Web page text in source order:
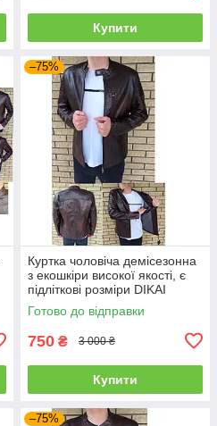
Купити
–75%
Куртка чоловіча демісезонна
з екошкіри високої якості, є
підліткові розміри DIKAI
Готово до відправки
750 ₴ 3 000 ₴
Купити
–75%